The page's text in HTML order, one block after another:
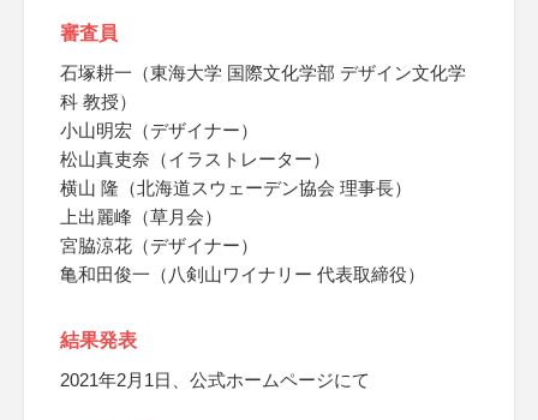
審査員
石塚耕一（東海大学 国際文化学部 デザイン文化学
科 教授）
小山明宏（デザイナー）
松山真吏奈（イラストレーター）
横山 隆（北海道スウェーデン協会 理事長）
上出麗峰（草月会）
宮脇涼花（デザイナー）
亀和田俊一（八剣山ワイナリー 代表取締役）
結果発表
2021年2月1日、公式ホームページにて